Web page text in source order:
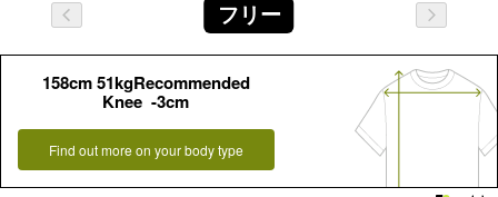
フリー
158cm 51kgRecommended
Knee -3cm
Find out more on your body type